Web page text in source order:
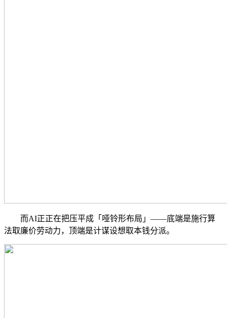
而AI正正在把压平成「哑铃形布局」——底端是施行算
法取廉价劳动力，顶端是计谋设想取本钱分派。